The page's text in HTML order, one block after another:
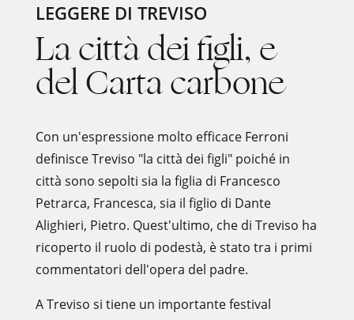
LEGGERE DI TREVISO
La città dei figli, e
del Carta carbone
Con un'espressione molto efficace Ferroni
definisce Treviso "la città dei figli" poiché in
città sono sepolti sia la figlia di Francesco
Petrarca, Francesca, sia il figlio di Dante
Alighieri, Pietro. Quest'ultimo, che di Treviso ha
ricoperto il ruolo di podestà, è stato tra i primi
commentatori dell'opera del padre.
A Treviso si tiene un importante festival